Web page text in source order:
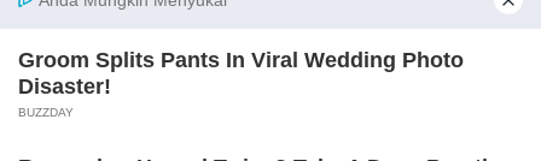
Follow Kabarbaru